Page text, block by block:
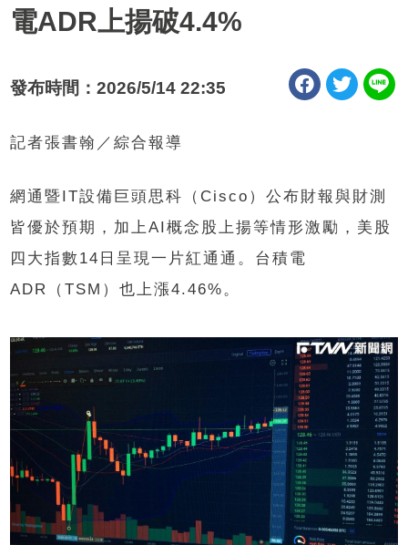
電ADR上揚破4.4%
發布時間：2026/5/14 22:35
記者張書翰／綜合報導
網通暨IT設備巨頭思科（Cisco）公布財報與財測
皆優於預期，加上AI概念股上揚等情形激勵，美股
四大指數14日呈現一片紅通通。台積電
ADR（TSM）也上漲4.46%。